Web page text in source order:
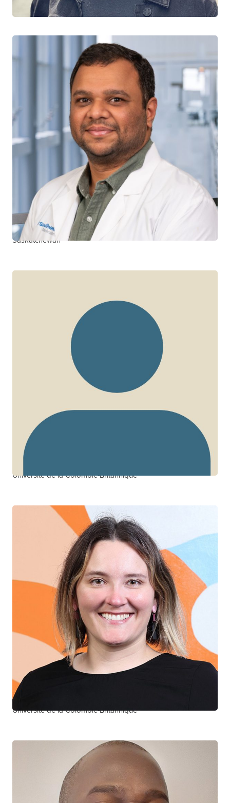
Université McGill
Siddharth Kogilwaimath
CHERCHEUR CTN+
Réseau de soins pour les maladies infectieuses de la
Saskatchewan
Silvia Guillemi
CHERCHEUR CTN+
Université de la Colombie-Britannique
Sofia Bartlett
CHERCHEUR CTN+
Centre de contrôle des maladies de la Colombie-Britannique
Université de la Colombie-Britannique